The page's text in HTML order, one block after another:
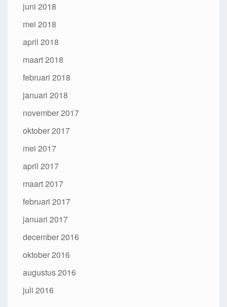
juni 2018
mei 2018
april 2018
maart 2018
februari 2018
januari 2018
november 2017
oktober 2017
mei 2017
april 2017
maart 2017
februari 2017
januari 2017
december 2016
oktober 2016
augustus 2016
juli 2016